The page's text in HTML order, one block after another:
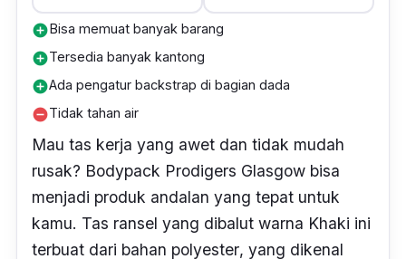
add_circleBisa memuat banyak barang
add_circleTersedia banyak kantong
add_circleAda pengatur backstrap di bagian dada
remove_circleTidak tahan air
Mau tas kerja yang awet dan tidak mudah
rusak? Bodypack Prodigers Glasgow bisa
menjadi produk andalan yang tepat untuk
kamu. Tas ransel yang dibalut warna Khaki ini
terbuat dari bahan polyester, yang dikenal